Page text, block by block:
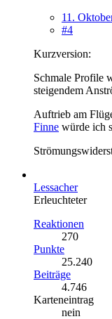
11.
#4
Kurzversion:
Schmale Profile
steigendem
Auftrieb am
Finne würde ich
Lessacher
Erleuchteter
Reaktionen
270
Punkte
25.240
Beiträge
4.746
Karteneintrag
nein